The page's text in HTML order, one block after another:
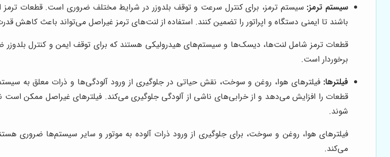
سیستم ترمز: سیستم ترمز، برای کنترل سرعت و توقف بلدوزر در شرایط مختلف ضروری است. قطعات ترمز از
باشند تا ایمنی دستگاه و اپراتور را تضمین کنند. استفاده از لنت‌های ترمز غیراصل می‌تواند باعث کاهش
قطعات ترمز شامل لنت‌ها، دیسک‌ها و سیستم‌های هیدرولیکی هستند که برای توقف ایمن و کنترل بلدوزر
برخوردار است.
فیلترها: فیلترهای هوا، روغن و سوخت، نقش حیاتی در جلوگیری از ورود آلودگی‌ها و ذرات معلق به
قطعات را افزایش می‌دهد و از خرابی‌های ناشی از آلودگی جلوگیری می‌کند. فیلترهای غیراصل ممکن است
شوند.
فیلترهای هوا، روغن و سوخت، برای جلوگیری از ورود ذرات آلوده به موتور و سایر سیستم‌ها ضروری
می‌کند.